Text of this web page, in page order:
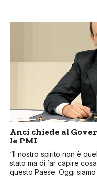
Anci chiede al
le PMI
“Il nostro spirito non è
stato ma di far capire
questo Paese. Oggi